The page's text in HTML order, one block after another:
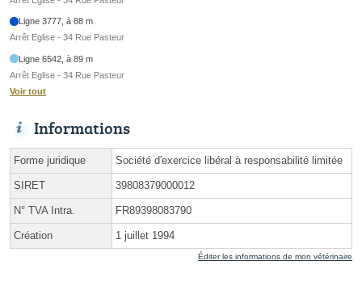
Ligne 3777, à 88 m
Arrêt Eglise - 34 Rue Pasteur
Ligne 6542, à 89 m
Arrêt Eglise - 34 Rue Pasteur
Voir tout
Informations
Forme juridique Société d'exercice libéral à responsabilité limitée
SIRET 39808379000012
N° TVA Intra. FR89398083790
Création 1 juillet 1994
Éditer les informations de mon vétérinaire